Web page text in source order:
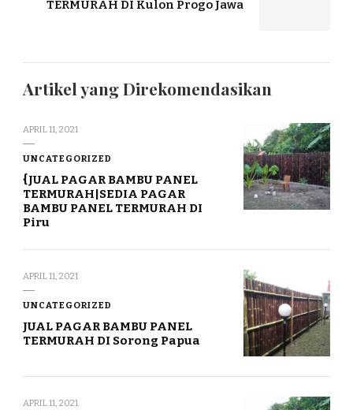
TERMURAH DI Kulon Progo Jawa
Artikel yang Direkomendasikan
APRIL 11, 2021
UNCATEGORIZED
{JUAL PAGAR BAMBU PANEL
TERMURAH|SEDIA PAGAR
BAMBU PANEL TERMURAH DI
Piru
APRIL 11, 2021
UNCATEGORIZED
JUAL PAGAR BAMBU PANEL
TERMURAH DI Sorong Papua
APRIL 11, 2021